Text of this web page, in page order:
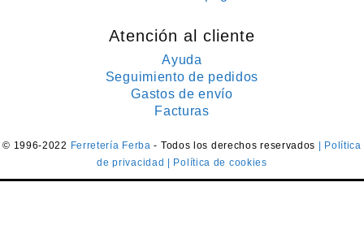
Atención al cliente
Ayuda
Seguimiento de pedidos
Gastos de envío
Facturas
© 1996-2022 Ferretería Ferba- Todos los derechos reservados
| Política
de privacidad
| Política de cookies